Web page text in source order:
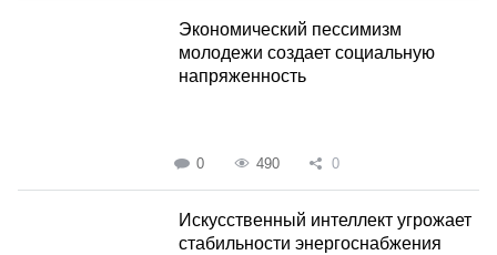
Экономический пессимизм
молодежи создает социальную
напряженность
0 490 0
Искусственный интеллект угрожает
стабильности энергоснабжения